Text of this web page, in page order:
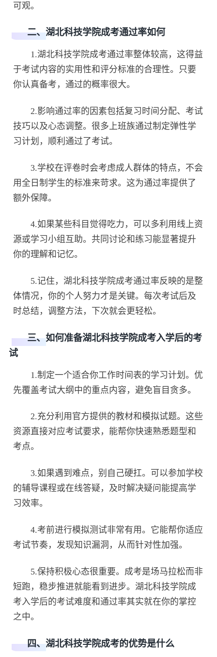
可观。
二、湖北科技学院成考通过率如何
1.湖北科技学院成考通过率整体较高，这得益
于考试内容的实用性和评分标准的合理性。只要
你认真备考，通过的概率很大。
2.影响通过率的因素包括复习时间分配、考试
技巧以及心态调整。很多上班族通过制定弹性学
习计划，顺利通过了考试。
3.学校在评卷时会考虑成人群体的特点，不会
用全日制学生的标准来苛求。这为通过率提供了
额外保障。
4.如果某些科目觉得吃力，可以多利用线上资
源或学习小组互助。共同讨论和练习能显著提升
你的理解和记忆。
5.记住，湖北科技学院成考通过率反映的是整
体情况，你的个人努力才是关键。每次考试后及
时总结，调整方法，下次就会更轻松。
三、如何准备湖北科技学院成考入学后的考
试
1.制定一个适合你工作时间表的学习计划。优
先覆盖考试大纲中的重点内容，避免盲目贪多。
2.充分利用官方提供的教材和模拟试题。这些
资源直接对应考试要求，能帮你快速熟悉题型和
考点。
3.如果遇到难点，别自己硬扛。可以参加学校
的辅导课程或在线答疑，及时解决疑问能提高学
习效率。
4.考前进行模拟测试非常有用。它能帮你适应
考试节奏，发现知识漏洞，从而针对性加强。
5.保持积极心态很重要。成考是场马拉松而非
短跑，稳步推进就能看到进步。湖北科技学院成
考入学后的考试难度和通过率其实就在你的掌控
之中。
四、湖北科技学院成考的优势是什么